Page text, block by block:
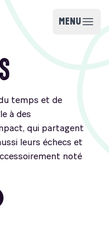
Open
MENU
temps et de
à des
qui partagent
leurs échecs et
noté